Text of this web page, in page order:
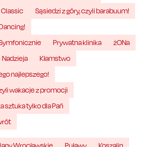
Classic
Sąsiedzi z góry, czyli barabuum!
Prywatna klinika
żONa
Nadzieja
Kłamstwo
najlepszego!
wakacje z promocji
sztuka tylko dla Pań